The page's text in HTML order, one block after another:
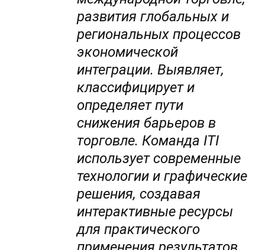
развития глобальных и
региональных процессов
экономической
интеграции. Выявляет,
классифицирует и
определяет пути
снижения барьеров в
торговле. Команда ITI
использует современные
технологии и графические
решения, создавая
интерактивные ресурсы
для практического